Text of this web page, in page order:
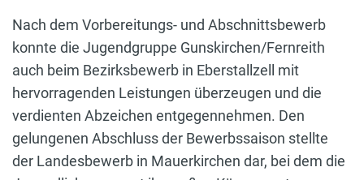
Nach dem Vorbereitungs- und Abschnittsbewerb
konnte die Jugendgruppe Gunskirchen/Fernreith
auch beim Bezirksbewerb in Eberstallzell mit
hervorragenden Leistungen überzeugen und die
verdienten Abzeichen entgegennehmen. Den
gelungenen Abschluss der Bewerbssaison stellte
der Landesbewerb in Mauerkirchen dar, bei dem die